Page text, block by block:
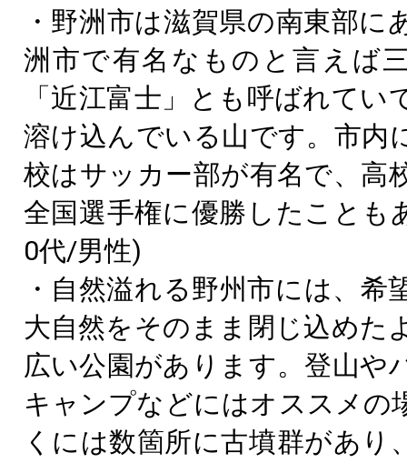
・野洲市は滋賀県の南東部に
洲市で有名なものと言えば
「近江富士」とも呼ばれてい
溶け込んでいる山です。市内
校はサッカー部が有名で、高
全国選手権に優勝したことも
0代/男性)
・自然溢れる野州市には、希
大自然をそのまま閉じ込めた
広い公園があります。登山や
キャンプなどにはオススメの
くには数箇所に古墳群があり